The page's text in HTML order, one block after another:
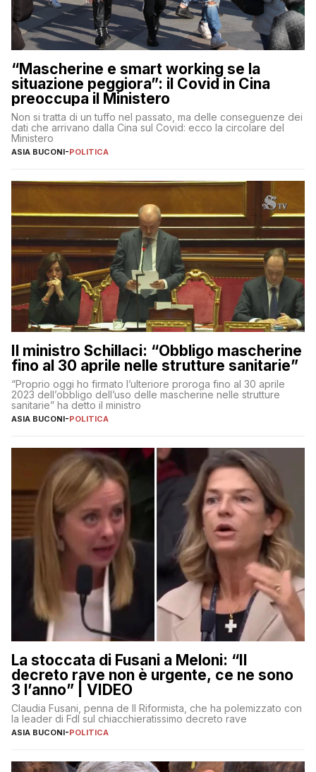
“Mascherine e smart working se la
situazione peggiora”: il Covid in Cina
preoccupa il Ministero
Non si tratta di un tuffo nel passato, ma delle conseguenze dei
dati che arrivano dalla Cina sul Covid: ecco la circolare del
Ministero
ASIA BUCONI-POLITICA
Il ministro Schillaci: “Obbligo mascherine
fino al 30 aprile nelle strutture sanitarie”
“Proprio oggi ho firmato l’ulteriore proroga fino al 30 aprile
2023 dell’obbligo dell’uso delle mascherine nelle strutture
sanitarie” ha detto il ministro
ASIA BUCONI-POLITICA
La stoccata di Fusani a Meloni: “Il
decreto rave non è urgente, ce ne sono
3 l’anno” | VIDEO
Claudia Fusani, penna de Il Riformista, che ha polemizzato con
la leader di FdI sul chiacchieratissimo decreto rave
ASIA BUCONI-POLITICA